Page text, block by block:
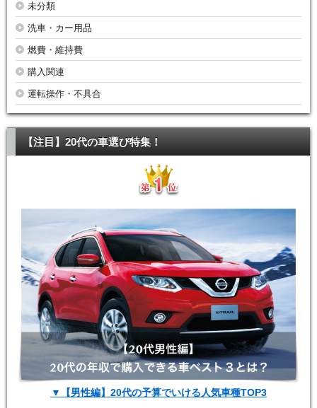
未分類
洗車・カー用品
燃費・維持費
購入関連
運転操作・不具合
【注目】20代の車選び特集！
▼【男性編】20代の予算でいける人気車種TOP3